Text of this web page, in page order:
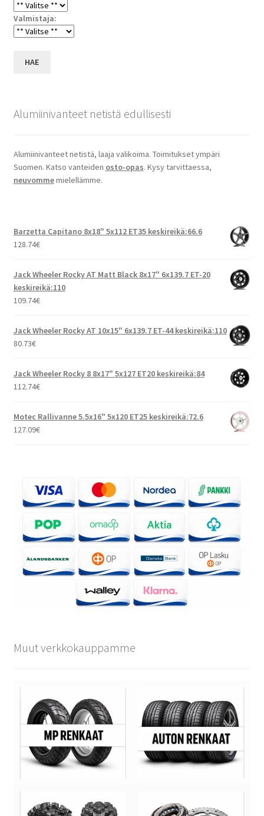
Valmistaja:
HAE
Alumiinivanteet netistä edullisesti
Alumiinivanteet netistä, laaja valikoima. Toimitukset ympäri
Suomen. Katso vanteiden osto-opas. Kysy tarvittaessa,
neuvommemielellämme.
Barzetta Capitano 8x18" 5x112 ET35 keskireikä:66.6
128.74€
Jack Wheeler Rocky AT Matt Black 8x17" 6x139.7 ET-20
keskireikä:110
109.74€
Jack Wheeler Rocky AT 10x15" 6x139.7 ET-44 keskireikä:110
80.73€
Jack Wheeler Rocky 8 8x17" 5x127 ET20 keskireikä:84
112.74€
Motec Rallivanne 5.5x16" 5x120 ET25 keskireikä:72.6
127.09€
Muut verkkokauppamme